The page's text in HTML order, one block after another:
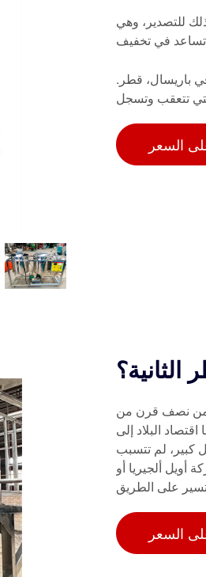
للتصدير، وهي
تساعد في تخفيف
باريسال، قطر.
تتعقب وتسجل
السعر
من نصف قرن من
البلاد إلى
كبير، لم تتسبب
أويل ألجيريا أو
على الطريق
السعر